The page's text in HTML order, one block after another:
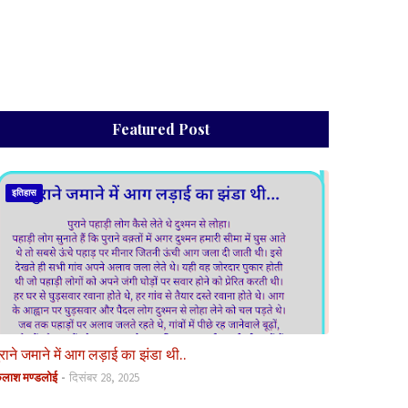
Featured Post
इतिहास
जमाने में आग लड़ाई का झंडा थी..
मण्डलोई दिसंबर 28, 2025